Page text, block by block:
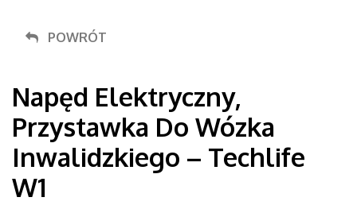
POWRÓT
Napęd Elektryczny,
Przystawka Do Wózka
Inwalidzkiego – Techlife
W1